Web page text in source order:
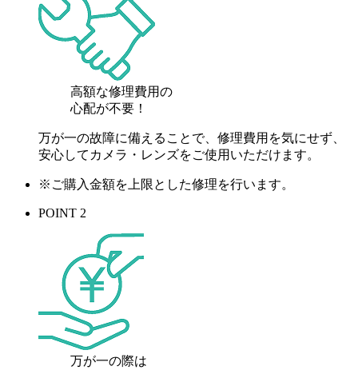
高額な修理費用の
心配が不要！
万が一の故障に備えることで、修理費用を気にせず、
安心してカメラ・レンズをご使用いただけます。
※ご購入金額を上限とした修理を行います。
POINT 2
万が一の際は